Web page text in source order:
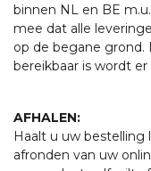
binnen NL en BE
mee dat alle
op de begane grond.
bereikbaar is wordt
AFHALEN:
Haalt u uw bestelling
afronden van uw